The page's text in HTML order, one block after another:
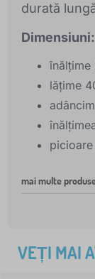
durată
Dimensiuni:
înălțime
lățime
mai multe
VEȚI MAI